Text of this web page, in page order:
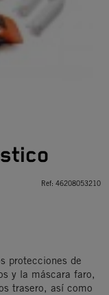
Ref: 46208053210
protecciones de
y la máscara faro,
trasero, así como